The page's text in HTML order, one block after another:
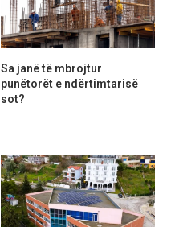
Sa janë të mbrojtur
punëtorët e ndërtimtarisë
sot?